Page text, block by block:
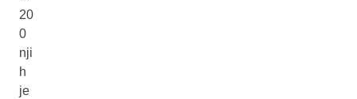
20
0
nji
h
je